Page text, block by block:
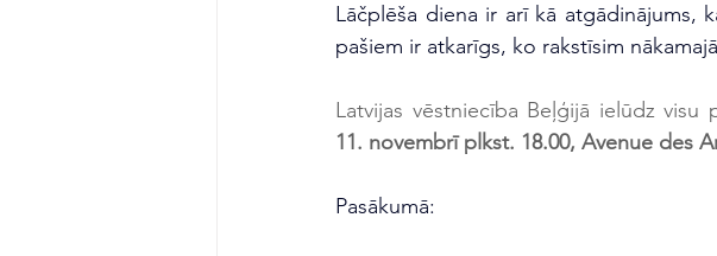
Lāčplēša diena ir arī kā atgādinājums,
pašiem ir atkarīgs, ko rakstīsim
11. novembrī plkst. 18.00, Avenue des
Pasākumā: